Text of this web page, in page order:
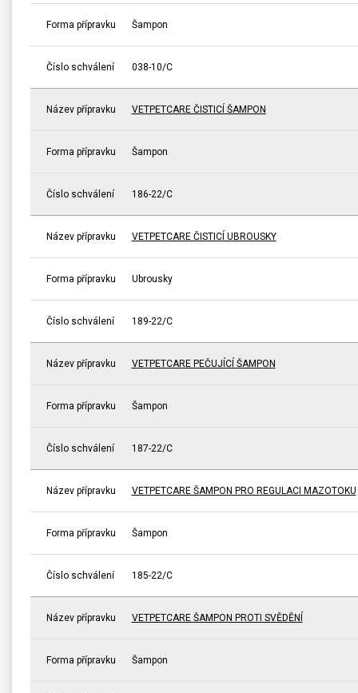
Forma přípravku Šampon
Číslo schválení 038-10/C
Název přípravku VETPETCARE ČISTICÍ ŠAMPON
Forma přípravku Šampon
Číslo schválení 186-22/C
Název přípravku VETPETCARE ČISTICÍ UBROUSKY
Forma přípravku Ubrousky
Číslo schválení 189-22/C
Název přípravku VETPETCARE PEČUJÍCÍ ŠAMPON
Forma přípravku Šampon
Číslo schválení 187-22/C
Název přípravku VETPETCARE ŠAMPON PRO REGULACI MAZOTOKU
Forma přípravku Šampon
Číslo schválení 185-22/C
Název přípravku VETPETCARE ŠAMPON PROTI SVĚDĚNÍ
Forma přípravku Šampon